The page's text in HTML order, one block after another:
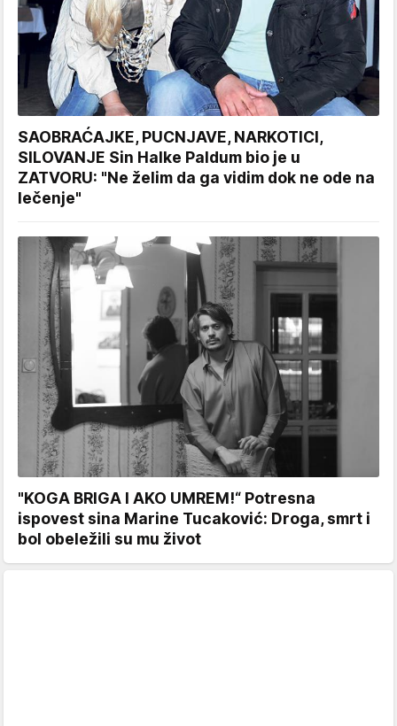
SAOBRAĆAJKE, PUCNJAVE, NARKOTICI,
SILOVANJE Sin Halke Paldum bio je u
ZATVORU: "Ne želim da ga vidim dok ne ode na
lečenje"
"KOGA BRIGA I AKO UMREM!“ Potresna
ispovest sina Marine Tucaković: Droga, smrt i
bol obeležili su mu život